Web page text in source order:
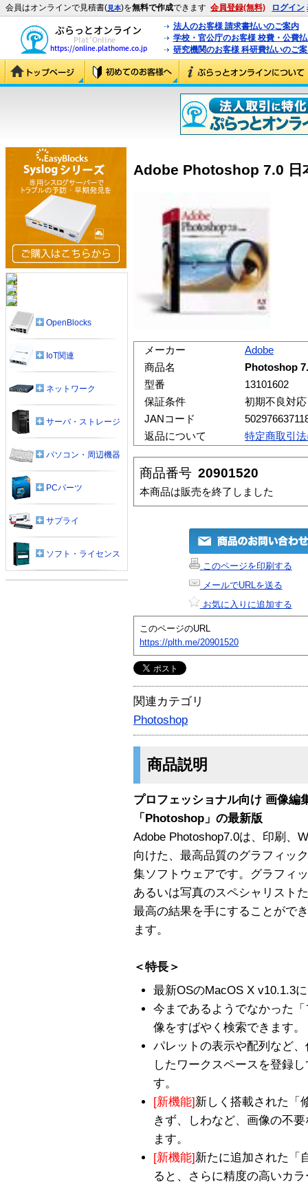
会員はオンラインで見積書(見本)を無料で作成できます 会員登録(無料) ログイン
法人のお客様 請求書払いのご案内
学校・官公庁のお客様 校費・公費
研究機関のお客様 科研費払いのご
Adobe Photoshop 7.0 日
メーカー
Adobe
商品名
Photoshop
型番
13101602
保証条件
初期不良対
JANコード
返品について
特定商取引
商品番号 20901520
本商品は販売を終了しました
このページを印刷する
メールでURLを送る
お気に入りに追加する
このページのURL
https://plth.me/20901520
関連カテゴリ
Photoshop
商品説明
プロフェッショナル向け 画像編
「Photoshop」の最新版
Adobe Photoshop7.0は、印刷、
向けた、最高品質のグラフィッ
集ソフトウェアです。グラフィ
あるいは写真のスペシャリスト
最高の結果を手にすることがで
ます。
＜特長＞
最新OSのMacOS X v10.1.3
今まであるようでなかった
像をすばやく検索できます。
パレットの表示や配列など
したワークスペースを登録
す。
[新機能]新しく搭載された「
きず、しわなど、画像の不
ます。
[新機能]新たに追加された「
ると、さらに精度の高いカ
OpenBlocks
IoT関連
ネットワーク
サーバ・ストレージ
パソコン・周辺機器
PCパーツ
サプライ
ソフト・ライセンス